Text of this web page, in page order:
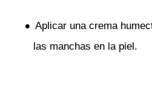
Aplicar una crema
las manchas en la piel.